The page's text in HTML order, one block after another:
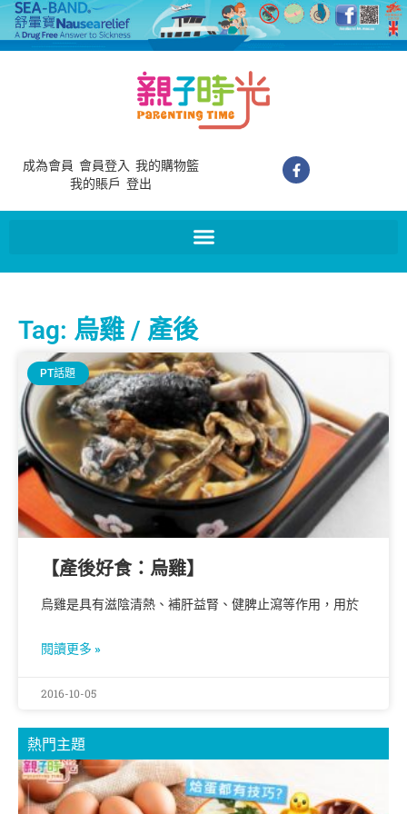
成為會員 會員登入 我的購物籃
我的賬戶 登出
Tag: 烏雞 / 產後
PT話題
【產後好食：烏雞】
烏雞是具有滋陰清熱、補肝益腎、健脾止瀉等作用，用於
閱讀更多 »
2016-10-05
熱門主題